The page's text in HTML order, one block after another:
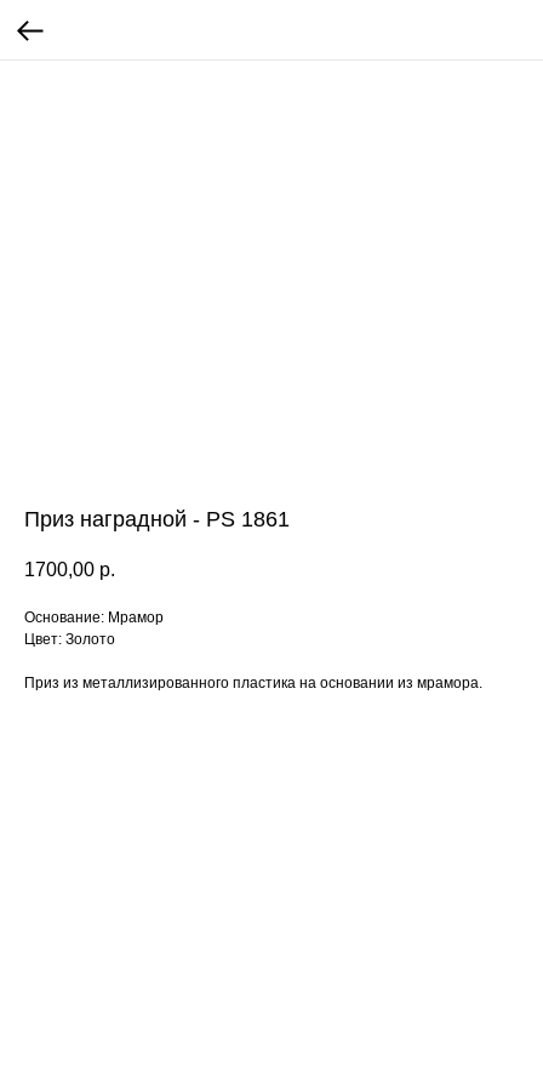
Приз наградной - PS 1861
1700,00 р.
Основание: Мрамор
Цвет: Золото
Приз из металлизированного пластика на основании из мрамора.